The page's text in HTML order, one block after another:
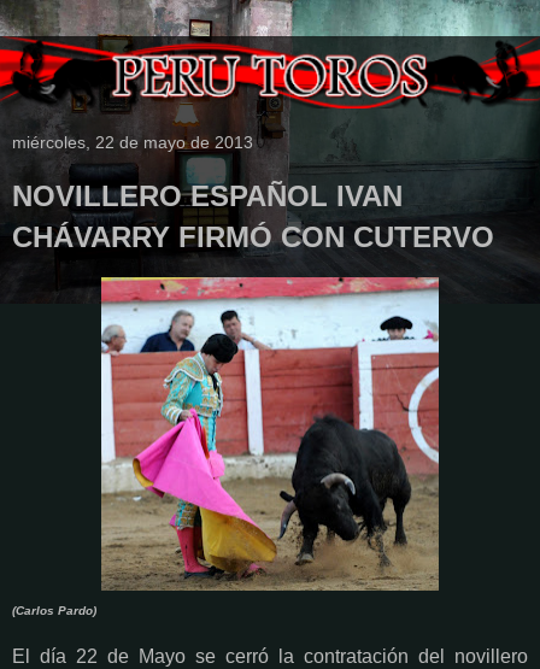
miércoles, 22 de mayo de 2013
NOVILLERO ESPAÑOL IVAN
CHÁVARRY FIRMÓ CON CUTERVO
(Carlos Pardo)
El día 22 de Mayo se cerró la contratación del novillero